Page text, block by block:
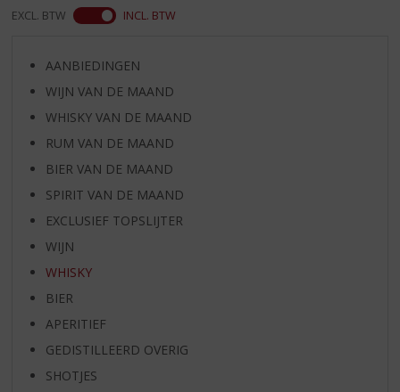
EXCL. BTW INCL. BTW
AANBIEDINGEN
WIJN VAN DE MAAND
WHISKY VAN DE MAAND
RUM VAN DE MAAND
BIER VAN DE MAAND
SPIRIT VAN DE MAAND
EXCLUSIEF TOPSLIJTER
WIJN
WHISKY
BIER
APERITIEF
GEDISTILLEERD OVERIG
SHOTJES